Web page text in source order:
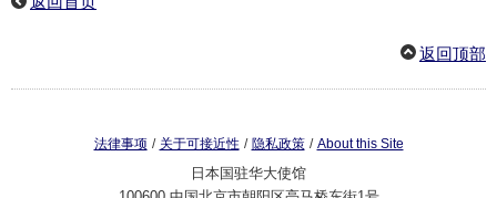
返回顶部
法律事项 / 关于可接近性 / 隐私政策 / About this Site
日本国驻华大使馆